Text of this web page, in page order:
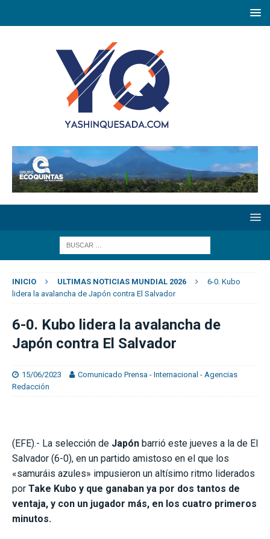
INICIO ULTIMAS NOTICIAS MUNDIAL 2026
6-0. Kubo
lidera la avalancha de Japón contra El Salvador
6-0. Kubo lidera la avalancha de
Japón contra El Salvador
15/06/2023
Comunicado Prensa - Internacional - Agencias
Redacción
(EFE).- La selección de Japón barrió este jueves a la de El
Salvador (6-0), en un partido amistoso en el que los
«samuráis azules» impusieron un altísimo ritmo liderados
por Take Kubo y que ganaban ya por dos tantos de
ventaja, y con un jugador más, en los cuatro primeros
minutos.